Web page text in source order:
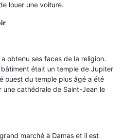
louer une voiture.
obtenu ses faces de la religion.
était un temple de Jupiter
ouest du temple plus âgé a été
une cathédrale de Saint-Jean le
marché à Damas et il est